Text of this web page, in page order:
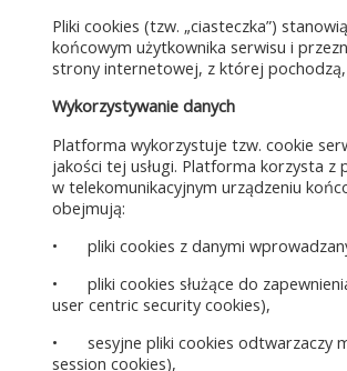
Pliki cookies (tzw. „ciasteczka”)
końcowym użytkownika serwisu i
strony internetowej, z której pochodzą,
Wykorzystywanie danych
Platforma wykorzystuje tzw. cookie
jakości tej usługi. Platforma korzysta
w telekomunikacyjnym urządzeniu
obejmują:
•
pliki cookies z danymi
•
pliki cookies służące do
user centric security cookies),
•
sesyjne pliki cookies odtwarzaczy
session cookies),